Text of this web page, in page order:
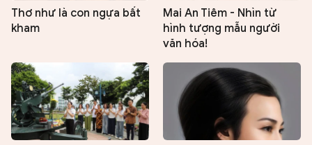
Thơ như là con ngựa bất
kham
Mai An Tiêm - Nhìn từ
hình tượng mẫu người
văn hóa!